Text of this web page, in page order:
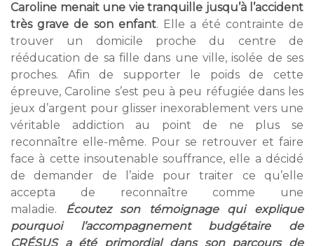
Caroline menait une vie tranquille jusqu’à l’accident
très grave de son enfant. Elle a été contrainte de
trouver un domicile proche du centre de
rééducation de sa fille dans une ville, isolée de ses
proches. Afin de supporter le poids de cette
épreuve, Caroline s’est peu à peu réfugiée dans les
jeux d’argent pour glisser inexorablement vers une
véritable addiction au point de ne plus se
reconnaître elle-même. Pour se retrouver et faire
face à cette insoutenable souffrance, elle a décidé
de demander de l’aide pour traiter ce qu’elle
accepta de reconnaître comme une
maladie. Écoutez son témoignage qui explique
pourquoi l’accompagnement budgétaire de
CRÉSUS a été primordial dans son parcours de